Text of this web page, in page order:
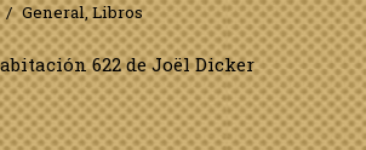
General,Libros
622 de Joël Dicker